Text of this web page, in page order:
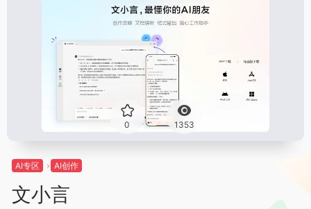
0 1353
AI专区 AI创作
文小言